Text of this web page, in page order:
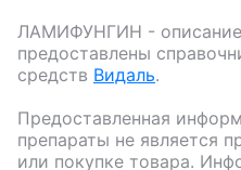
ЛАМИФУНГИН -
предоставлены
средств Видаль.
Предоставленная
препараты не является
или покупке товара.